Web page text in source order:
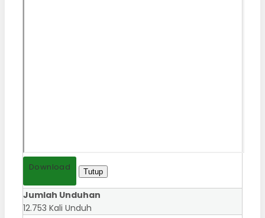
Download Tutup
Jumlah Unduhan
12.753 Kali Unduh